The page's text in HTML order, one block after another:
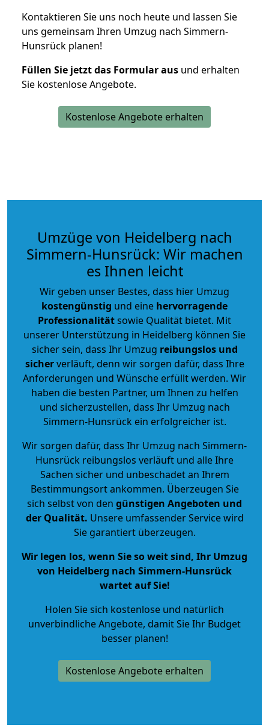
Kontaktieren Sie uns noch heute und lassen Sie
uns gemeinsam Ihren Umzug nach Simmern-
Hunsrück planen!
Füllen Sie jetzt das Formular aus und erhalten
Sie kostenlose Angebote.
Kostenlose Angebote erhalten
Umzüge von Heidelberg nach
Simmern-Hunsrück: Wir machen
es Ihnen leicht
Wir geben unser Bestes, dass hier Umzug
kostengünstig und eine hervorragende
Professionalitätsowie Qualität bietet. Mit
unserer Unterstützung in Heidelberg können Sie
sicher sein, dass Ihr Umzug reibungslos und
sicherverläuft, denn wir sorgen dafür, dass Ihre
Anforderungen und Wünsche erfüllt werden. Wir
haben die besten Partner, um Ihnen zu helfen
und sicherzustellen, dass Ihr Umzug nach
Simmern-Hunsrück ein erfolgreicher ist.
Wir sorgen dafür, dass Ihr Umzug nach Simmern-
Hunsrück reibungslos verläuft und alle Ihre
Sachen sicher und unbeschadet an Ihrem
Bestimmungsort ankommen. Überzeugen Sie
sich selbst von den günstigen Angeboten und
der Qualität. Unsere umfassender Service wird
Sie garantiert überzeugen.
Wir legen los, wenn Sie so weit sind, Ihr Umzug
von Heidelberg nach Simmern-Hunsrück
wartet auf Sie!
Holen Sie sich kostenlose und natürlich
unverbindliche Angebote, damit Sie Ihr Budget
besser planen!
Kostenlose Angebote erhalten